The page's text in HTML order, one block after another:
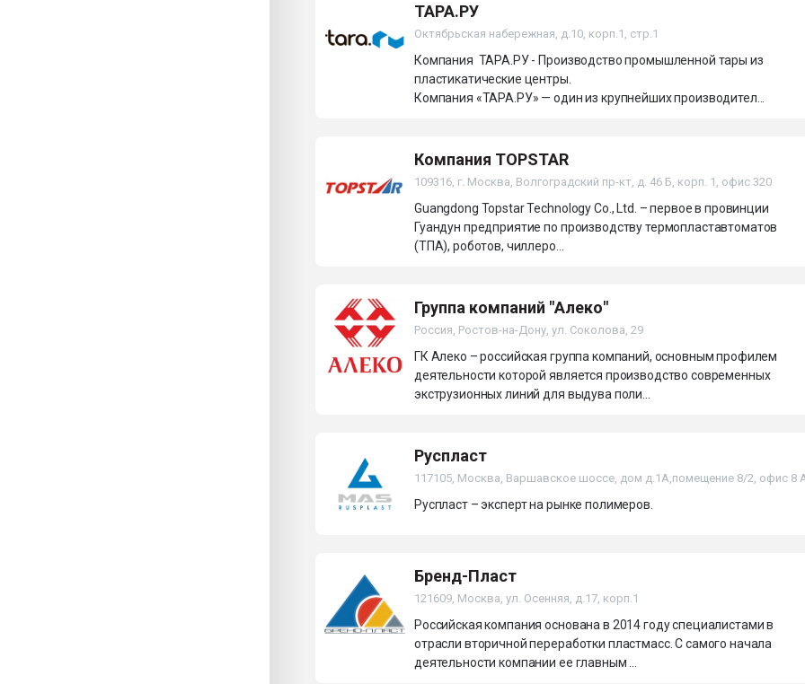
ТАРА.РУ
Октябрьская набережная, д.10, корп.1, стр.1
Компания ТАРА.РУ - Производство промышленной тары из
пластикатические центры.
Компания «ТАРА.РУ» — один из крупнейших производител...
Компания TOPSTAR
109316, г. Москва, Волгоградский пр-кт, д. 46 Б, корп. 1, офис 320
Guangdong Topstar Technology Co., Ltd. – первое в провинции
Гуандун предприятие по производству термопластавтоматов
(ТПА), роботов, чиллеро...
Группа компаний "Алеко"
Россия, Ростов-на-Дону, ул. Соколова, 29
ГК Алеко – российская группа компаний, основным профилем
деятельности которой является производство современных
экструзионных линий для выдува поли...
Руспласт
117105, Москва, Варшавское шоссе, дом д.1А,помещение 8/2, офис 8
Руспласт – эксперт на рынке полимеров.
Бренд-Пласт
121609, Москва, ул. Осенняя, д.17, корп.1
Российская компания основана в 2014 году специалистами в
отрасли вторичной переработки пластмасс. С самого начала
деятельности компании ее главным ...